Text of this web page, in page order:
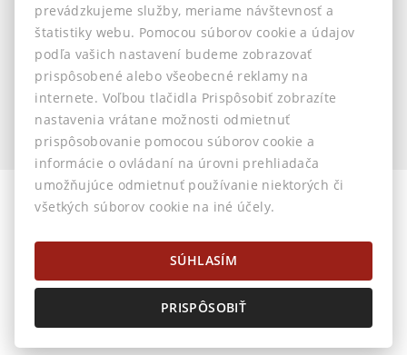
Makléri
Napíšte nám
Kontakt
Nastavenie cookies
© 2026 -AstonReal s.r.o.
Horná 32, Banská Bystrica 974 01, Tel.: 0905 222 055, E-mail:
info@astonreal.sk
Prepnúť na verziu pre počítače
prevádzkujeme služby, meriame návštevnosť a
štatistiky webu. Pomocou súborov cookie a údajov
podľa vašich nastavení budeme zobrazovať
prispôsobené alebo všeobecné reklamy na
internete. Voľbou tlačidla Prispôsobiť zobrazíte
nastavenia vrátane možnosti odmietnuť
prispôsobovanie pomocou súborov cookie a
informácie o ovládaní na úrovni prehliadača
umožňujúce odmietnuť používanie niektorých či
všetkých súborov cookie na iné účely.
SÚHLASÍM
PRISPÔSOBIŤ